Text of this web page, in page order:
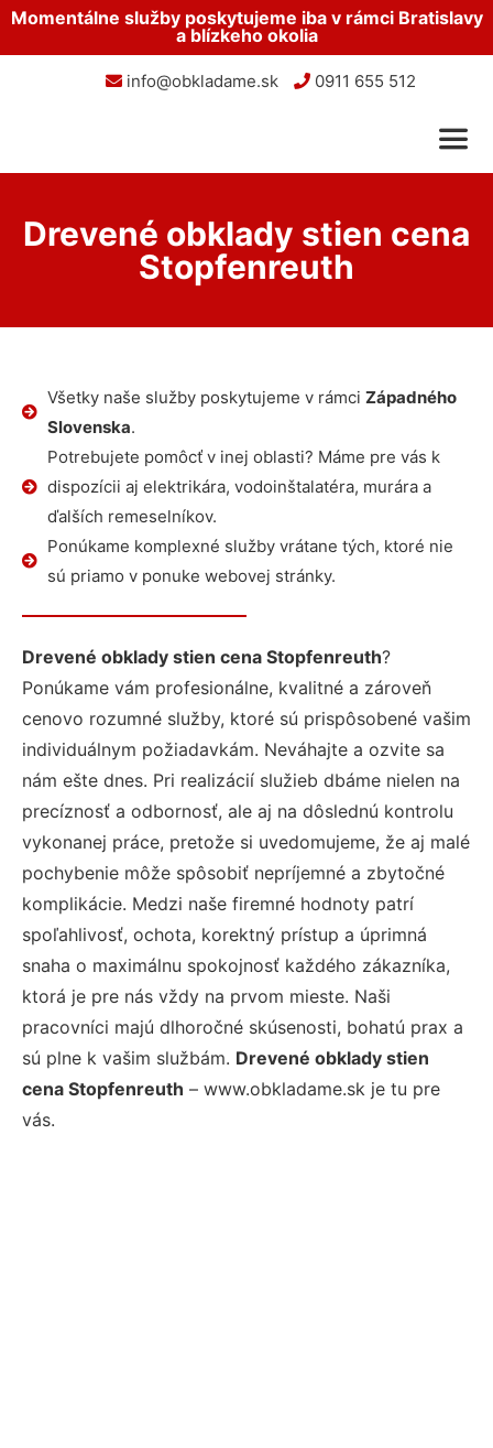
Momentálne služby poskytujeme iba v rámci Bratislavy
a blízkeho okolia
info@obkladame.sk 0911 655 512
Drevené obklady stien cena
Stopfenreuth
Všetky naše služby poskytujeme v rámci Západného
Slovenska.
Potrebujete pomôcť v inej oblasti? Máme pre vás k
dispozícii aj elektrikára, vodoinštalatéra, murára a
ďalších remeselníkov.
Ponúkame komplexné služby vrátane tých, ktoré nie
sú priamo v ponuke webovej stránky.
Drevené obklady stien cena Stopfenreuth?
Ponúkame vám profesionálne, kvalitné a zároveň
cenovo rozumné služby, ktoré sú prispôsobené vašim
individuálnym požiadavkám. Neváhajte a ozvite sa
nám ešte dnes. Pri realizácií služieb dbáme nielen na
precíznosť a odbornosť, ale aj na dôslednú kontrolu
vykonanej práce, pretože si uvedomujeme, že aj malé
pochybenie môže spôsobiť nepríjemné a zbytočné
komplikácie. Medzi naše firemné hodnoty patrí
spoľahlivosť, ochota, korektný prístup a úprimná
snaha o maximálnu spokojnosť každého zákazníka,
ktorá je pre nás vždy na prvom mieste. Naši
pracovníci majú dlhoročné skúsenosti, bohatú prax a
sú plne k vašim službám. Drevené obklady stien
cena Stopfenreuth – www.obkladame.sk je tu pre
vás.